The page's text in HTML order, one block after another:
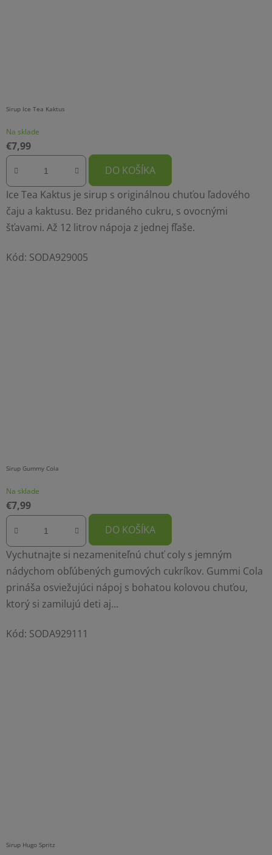
Sirup Ice Tea Kaktus
Na sklade
€7,99
DO KOŠÍKA
Ice Tea Kaktus je sirup s originálnou chuťou ľadového
čaju a kaktusu. Bez pridaného cukru, s ovocnými
šťavami. Až 12 litrov nápoja z jednej fľaše.
Kód: SODA929005
Sirup Gummy Cola
Na sklade
€7,99
DO KOŠÍKA
Vychutnajte si nezameniteľnú chuť coly s jemným
nádychom obľúbených gumových cukríkov. Gummi Cola
prináša osviežujúci nápoj s bohatou kolovou chuťou,
ktorý si zamilujú deti aj...
Kód: SODA929111
Sirup Hugo Spritz